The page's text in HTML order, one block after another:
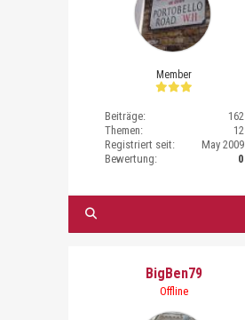
Member
Beiträge:
162
Themen:
12
Registriert seit:
May 2009
Bewertung:
0
BigBen79
Offline